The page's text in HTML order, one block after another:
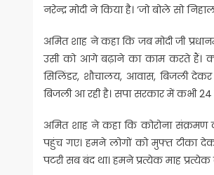
नरेन्द्र मोदी ने किया है। ‘जो बोले सो
अमित शाह ने कहा कि जब मोदी जी
उसी को आगे बढ़ाने का काम करते हैं।
सिलिंडर, शौचालय, आवास, बिजली
बिजली आ रही है। सपा सरकार में कभी 24
अमित शाह ने कहा कि कोरोना
पहुंच गए। हमने लोगों को मुफ्त टीका
पटरी सब बंद था। हमने प्रत्येक माह प्रत्येक